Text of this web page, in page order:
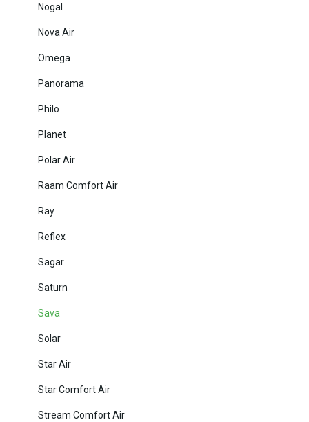
Nogal
Nova Air
Omega
Panorama
Philo
Planet
Polar Air
Raam Comfort Air
Ray
Reflex
Sagar
Saturn
Sava
Solar
Star Air
Star Comfort Air
Stream Comfort Air